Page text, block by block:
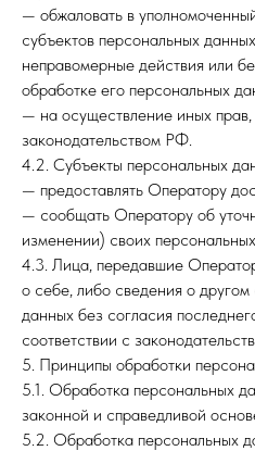
— обжаловать в
субъектов персональных
неправомерные действия или
обработке его персональных
— на осуществление иных
законодательством РФ.
4.2. Субъекты персональных
— предоставлять Оператору
— сообщать Оператору об
изменении) своих
4.3. Лица, передавшие
о себе, либо сведения о
данных без согласия
соответствии с
5. Принципы обработки
5.1. Обработка персональных
законной и справедливой
5.2. Обработка персональных